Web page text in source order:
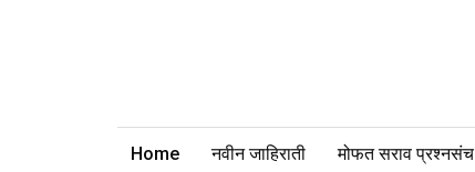
Home नवीन जाहिराती मोफत सराव प्रश्नसंच